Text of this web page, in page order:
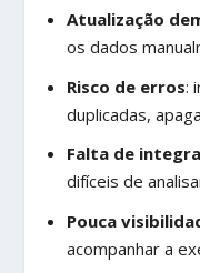
Atualização
os dados
Risco de erros:
duplicadas,
Falta de
difíceis de
Pouca
acompanhar a